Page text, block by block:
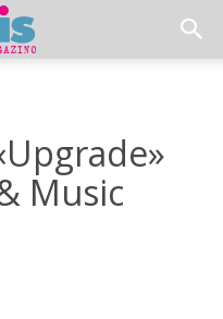
Music